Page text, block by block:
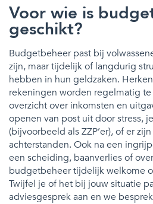
Voor wie is
geschikt?
Budgetbeheer past bij
zijn, maar tijdelijk of langdurig
hebben in hun geldzaken.
rekeningen worden regelmatig
overzicht over inkomsten en
openen van post uit door stress,
(bijvoorbeeld als ZZP’er), of er
achterstanden. Ook na een
een scheiding, baanverlies of
budgetbeheer tijdelijk welkome
Twijfel je of het bij jouw situatie
adviesgesprek aan en we